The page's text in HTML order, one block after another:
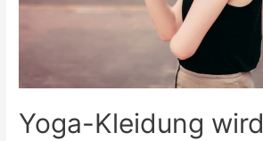
Yoga-Kleidung wird